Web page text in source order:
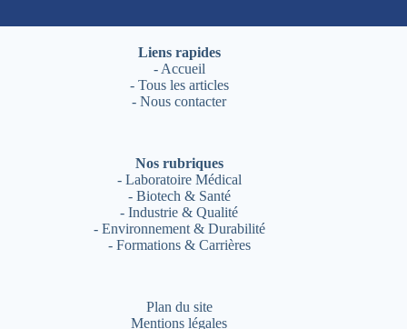
Liens rapides
- Accueil
- Tous les articles
-Nous contacter
Nos rubriques
- Laboratoire Médical
- Biotech & Santé
-Industrie & Qualité
- Environnement & Durabilité
- Formations & Carrières
Plan du site
Mentions légales